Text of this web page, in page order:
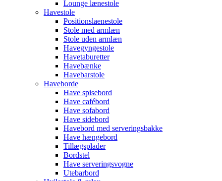
Lounge lænestole
Havestole
Positionslaenestole
Stole med armlæn
Stole uden armlæn
Havegyngestole
Havetaburetter
Havebænke
Havebarstole
Haveborde
Have spisebord
Have cafébord
Have sofabord
Have sidebord
Havebord med serveringsbakke
Have hængebord
Tillægsplader
Bordstel
Have serveringsvogne
Utebarbord